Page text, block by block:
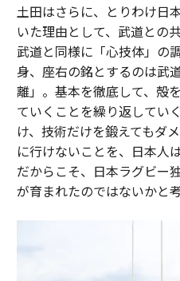
土田はさらに、とりわけ日
いた理由として、武道との
武道と同様に「心技体」の
身、座右の銘とするのは武
離」。基本を徹底して、殻
ていくことを繰り返してい
け、技術だけを鍛えてもダ
に行けないことを、日本人
だからこそ、日本ラグビー
が育まれたのではないかと